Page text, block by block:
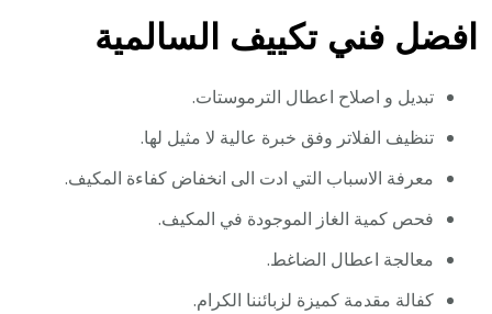
افضل فني تكييف السالمية
تبديل و اصلاح اعطال الترموستات.
تنظيف الفلاتر وفق خبرة عالية لا مثيل لها.
معرفة الاسباب التي ادت الى انخفاض كفاءة المكيف.
فحص كمية الغاز الموجودة في المكيف.
معالجة اعطال الضاغط.
كفالة مقدمة كميزة لزبائننا الكرام.